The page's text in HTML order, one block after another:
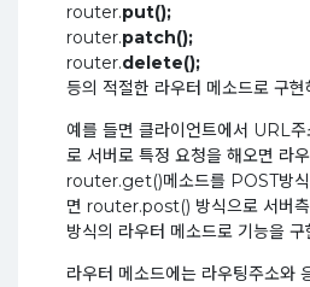
router.put();
router.patch();
router.delete();
등의 적절한 라우터 메소드로 구현
예를 들면 클라이언트에서 URL
로 서버로 특정 요청을 해오면 라
router.get()메소드를 POST방식
면 router.post() 방식으로 서버측
방식의 라우터 메소드로 기능을 구
라우터 메소드에는 라우팅주소와